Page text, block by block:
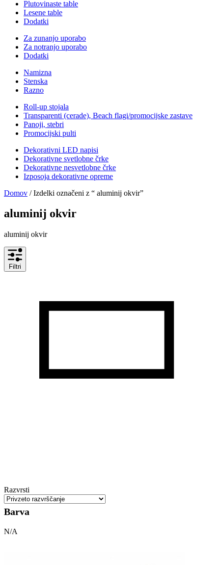
Plutovinaste table
Lesene table
Dodatki
Za zunanjo uporabo
Za notranjo uporabo
Dodatki
Namizna
Stenska
Razno
Roll-up stojala
Transparenti (cerade), Beach flagi/promocijske zastave
Panoji, stebri
Promocijski pulti
Dekorativni LED napisi
Dekorativne svetlobne črke
Dekorativne nesvetlobne črke
Izposoja dekorativne opreme
Domov / Izdelki označeni z “ aluminij okvir”
aluminij okvir
aluminij okvir
Filtri
Razvrsti
Barva
N/A